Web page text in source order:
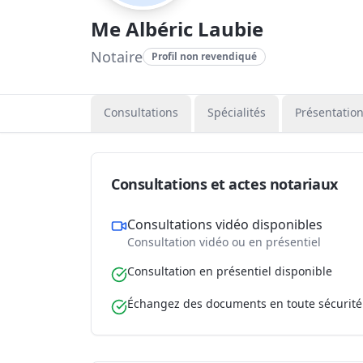
Me Albéric Laubie
Notaire Profil non revendiqué
Consultations Spécialités Présentation
Consultations et actes notariaux
Consultations vidéo disponibles
Consultation vidéo ou en présentiel
Consultation en présentiel disponible
Échangez des documents en toute sécurité